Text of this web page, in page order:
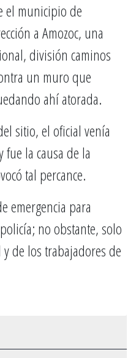
el municipio de
a Amozoc, una
división caminos
un muro que
ahí atorada.
sitio, el oficial venía
la causa de la
tal percance.
emergencia para
no obstante, solo
de los trabajadores de